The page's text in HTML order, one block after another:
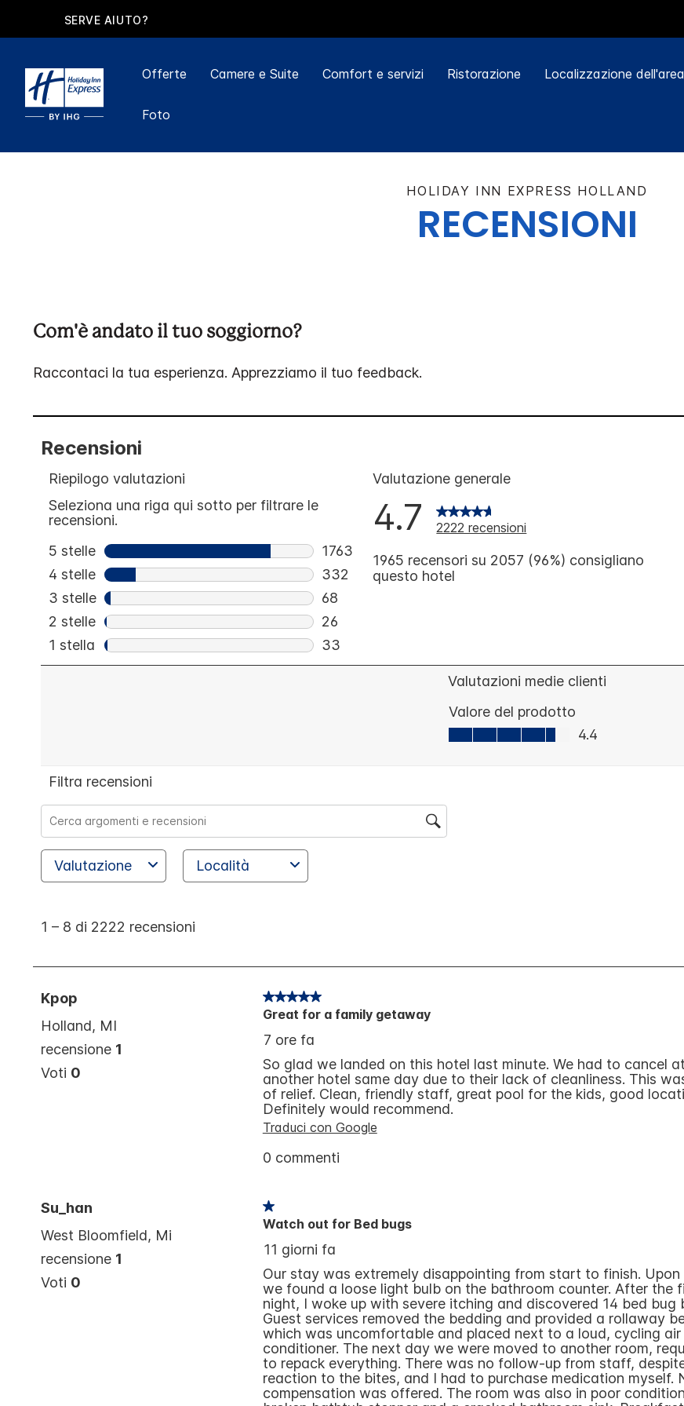
SERVE AIUTO?
Offerte Camere e Suite Comfort e servizi Ristorazione Localizzazione dell'area
Foto
HOLIDAY INN EXPRESS HOLLAND
RECENSIONI
Com'è andato il tuo soggiorno?
Raccontaci la tua esperienza. Apprezziamo il tuo feedback.